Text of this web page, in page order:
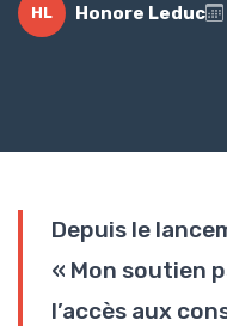
HL Honore Leduc
Depuis le
« Mon soutien
l’accès aux